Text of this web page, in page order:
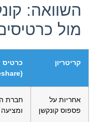
השוואה:
מול
קריטריון
(Interline/Codeshare)
אחריות על
פספוס קונקשן
חברת